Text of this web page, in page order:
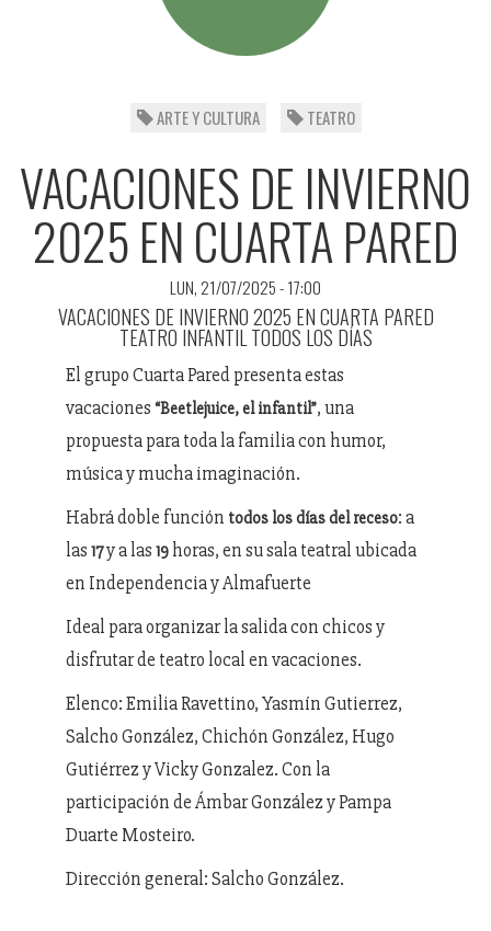
ARTE Y CULTURA TEATRO
VACACIONES DE INVIERNO
2025 EN CUARTA PARED
LUN, 21/07/2025 - 17:00
VACACIONES DE INVIERNO 2025 EN CUARTA PARED
TEATRO INFANTIL TODOS LOS DÍAS
El grupo Cuarta Pared presenta estas
vacaciones “Beetlejuice, el infantil”, una
propuesta para toda la familia con humor,
música y mucha imaginación.
Habrá doble función todos los días del receso: a
las 17y a las 19 horas, en su sala teatral ubicada
en Independencia y Almafuerte
Ideal para organizar la salida con chicos y
disfrutar de teatro local en vacaciones.
Elenco: Emilia Ravettino, Yasmín Gutierrez,
Salcho González, Chichón González, Hugo
Gutiérrez y Vicky Gonzalez. Con la
participación de Ámbar González y Pampa
Duarte Mosteiro.
Dirección general: Salcho González.